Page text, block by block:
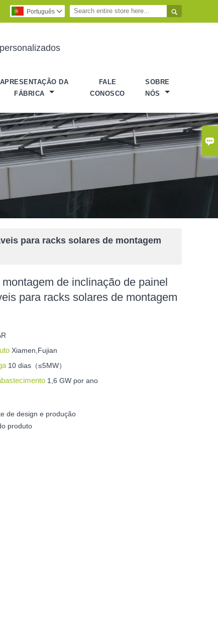


Português 
APRESENTAÇÃO DA
FÁBRICA
FALE
CONOSCO
SOBRE
NÓS
​​para racks solares de montagem
de inclinação de painel
​​para racks solares de montagem
Xiamen,Fujian
10 dias（≤5MW）
1,6 GW por ano
de design e produção
produto